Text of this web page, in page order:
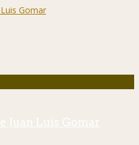
Juan Luis Gomar